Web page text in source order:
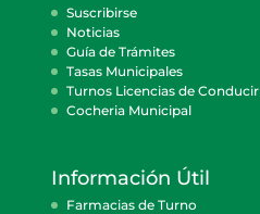
Suscribirse
Noticias
Guía de Trámites
Tasas Municipales
Turnos Licencias de Conducir
Cocheria Municipal
Información Útil
Farmacias de Turno